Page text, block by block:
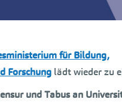
für Bildung,
Forschung lädt wieder zu
und Tabus an